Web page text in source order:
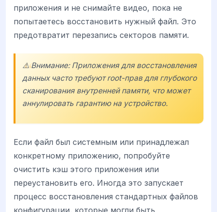
приложения и не снимайте видео, пока не
попытаетесь восстановить нужный файл. Это
предотвратит перезапись секторов памяти.
⚠️ Внимание: Приложения для восстановления
данных часто требуют root-прав для глубокого
сканирования внутренней памяти, что может
аннулировать гарантию на устройство.
Если файл был системным или принадлежал
конкретному приложению, попробуйте
очистить кэш этого приложения или
переустановить его. Иногда это запускает
процесс восстановления стандартных файлов
конфигурации, которые могли быть